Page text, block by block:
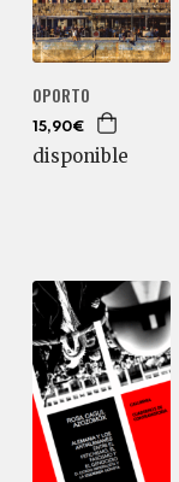
OPORTO
15,90€
disponible